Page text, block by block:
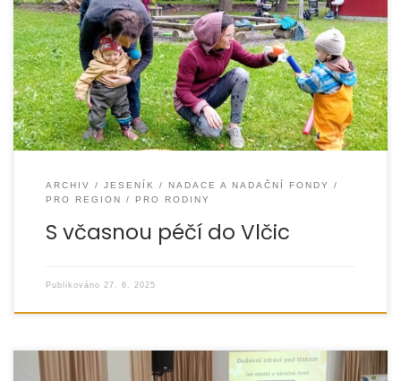
Dne 11. června 2025 se uskutečnil výlet do Vlčic u Javorníku
pro pečující osoby s dětmi ve věku 0–8 let. Akce proběhla
v rámci
ARCHIV JESENÍK
NADACE A NADAČNÍ FONDY
PRO REGION
PRO RODINY
S včasnou péčí do Vlčic
Publikováno 27. 6. 2025